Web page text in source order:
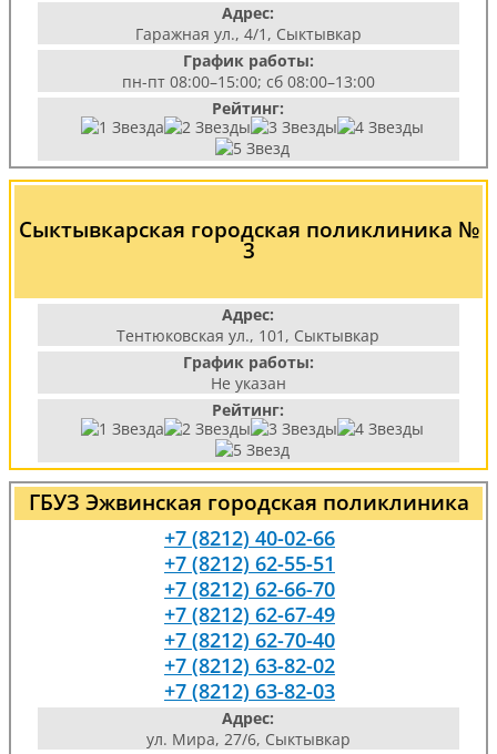
Адрес:
Гаражная ул., 4/1, Сыктывкар
График работы:
пн-пт 08:00–15:00; сб 08:00–13:00
Рейтинг:
Сыктывкарская городская поликлиника №
3
Адрес:
Тентюковская ул., 101, Сыктывкар
График работы:
Не указан
Рейтинг:
ГБУЗ Эжвинская городская поликлиника
+7 (8212) 40-02-66
+7 (8212) 62-55-51
+7 (8212) 62-66-70
+7 (8212) 62-67-49
+7 (8212) 62-70-40
+7 (8212) 63-82-02
+7 (8212) 63-82-03
Адрес:
ул. Мира, 27/6, Сыктывкар